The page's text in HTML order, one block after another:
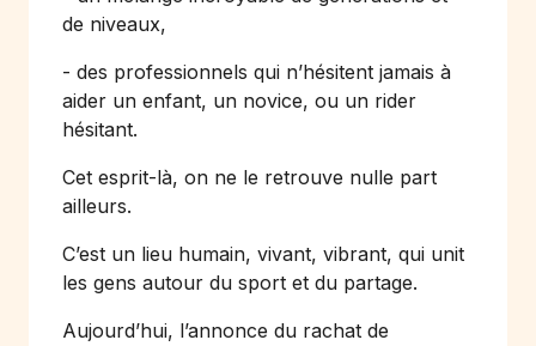
de niveaux,
- des professionnels qui n’hésitent jamais à
aider un enfant, un novice, ou un rider
hésitant.
Cet esprit-là, on ne le retrouve nulle part
ailleurs.
C’est un lieu humain, vivant, vibrant, qui unit
les gens autour du sport et du partage.
Aujourd’hui, l’annonce du rachat de